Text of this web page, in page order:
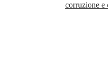
corruzione e